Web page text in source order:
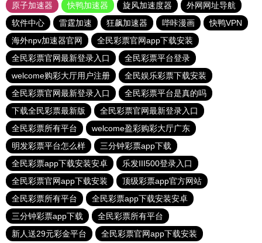
原子加速器
快鸭加速器 旋风加速度器
外网网址导航
软件中心
雷霆加速 狂飙加速器 哔咔漫画
快鸭VPN
海外npv加速器官网
全民彩票官网app下载安装
全民彩票官网最新登录入口
全民彩票平台登录
welcome购彩大厅用户注册
全民娱乐彩票下载安装
全民彩票官网最新登录入口
全民彩票平台是真的吗
下载全民彩票最新版
全民彩票官网最新登录入口
全民彩票所有平台
welcome盈彩购彩大厅广东
明发彩票平台怎么样
三分钟彩票app下载
全民彩票app下载安装安卓
乐发III500登录入口
全民彩票官网app下载安装
顶级彩票app官方网站
全民彩票所有平台
全民彩票app下载安装安卓
三分钟彩票app下载
全民彩票所有平台
新人送29元彩金平台
全民彩票官网app下载安装